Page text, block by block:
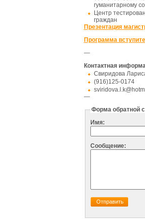
гуманитарному
Центр
граждан
Презентация
Программа
—
Контактная
Свиридова
(916)125-0174
—
Форма обратной
Имя:
Сообщение: